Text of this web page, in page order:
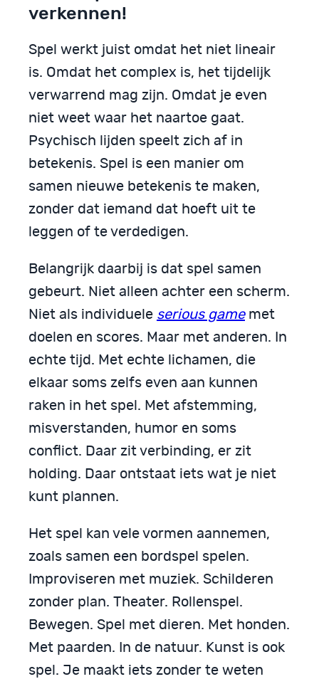
verkennen!
Spel werkt juist omdat het niet lineair
is. Omdat het complex is, het tijdelijk
verwarrend mag zijn. Omdat je even
niet weet waar het naartoe gaat.
Psychisch lijden speelt zich af in
betekenis. Spel is een manier om
samen nieuwe betekenis te maken,
zonder dat iemand dat hoeft uit te
leggen of te verdedigen.
Belangrijk daarbij is dat spel samen
gebeurt. Niet alleen achter een scherm.
Niet als individuele serious gamemet
doelen en scores. Maar met anderen. In
echte tijd. Met echte lichamen, die
elkaar soms zelfs even aan kunnen
raken in het spel. Met afstemming,
misverstanden, humor en soms
conflict. Daar zit verbinding, er zit
holding. Daar ontstaat iets wat je niet
kunt plannen.
Het spel kan vele vormen aannemen,
zoals samen een bordspel spelen.
Improviseren met muziek. Schilderen
zonder plan. Theater. Rollenspel.
Bewegen. Spel met dieren. Met honden.
Met paarden. In de natuur. Kunst is ook
spel. Je maakt iets zonder te weten